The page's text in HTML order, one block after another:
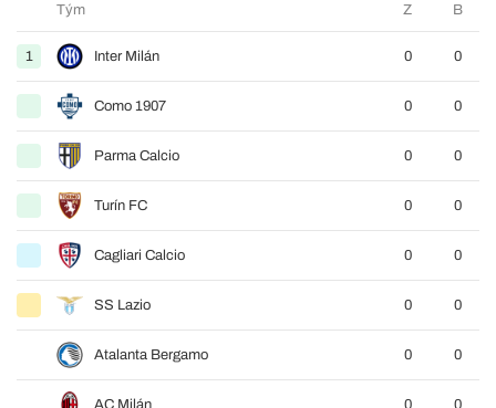
Tým Z B
1 Inter Milán 0 0
Como 1907 0 0
Parma Calcio 0 0
Turín FC 0 0
Cagliari Calcio 0 0
SS Lazio 0 0
Atalanta Bergamo 0 0
AC Milán 0 0